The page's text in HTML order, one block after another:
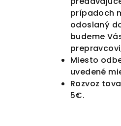
prípadoch
odoslaný
budeme
Miesto
uvedené
Rozvoz
5€.